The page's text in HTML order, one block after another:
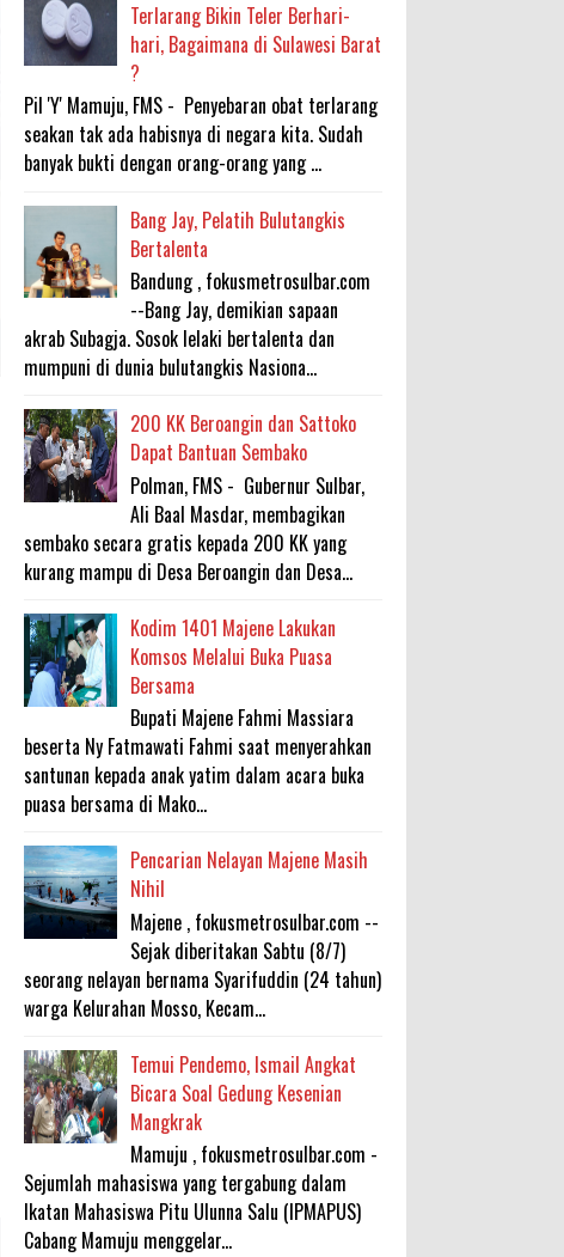
Terlarang Bikin Teler Berhari-
hari, Bagaimana di Sulawesi Barat
?
Pil 'Y' Mamuju, FMS - Penyebaran obat terlarang
seakan tak ada habisnya di negara kita. Sudah
banyak bukti dengan orang-orang yang ...
Bang Jay, Pelatih Bulutangkis
Bertalenta
Bandung , fokusmetrosulbar.com
--Bang Jay, demikian sapaan
akrab Subagja. Sosok lelaki bertalenta dan
mumpuni di dunia bulutangkis Nasiona...
200 KK Beroangin dan Sattoko
Dapat Bantuan Sembako
Polman, FMS - Gubernur Sulbar,
Ali Baal Masdar, membagikan
sembako secara gratis kepada 200 KK yang
kurang mampu di Desa Beroangin dan Desa...
Kodim 1401 Majene Lakukan
Komsos Melalui Buka Puasa
Bersama
Bupati Majene Fahmi Massiara
beserta Ny Fatmawati Fahmi saat menyerahkan
santunan kepada anak yatim dalam acara buka
puasa bersama di Mako...
Pencarian Nelayan Majene Masih
Nihil
Majene , fokusmetrosulbar.com --
Sejak diberitakan Sabtu (8/7)
seorang nelayan bernama Syarifuddin (24 tahun)
warga Kelurahan Mosso, Kecam...
Temui Pendemo, Ismail Angkat
Bicara Soal Gedung Kesenian
Mangkrak
Mamuju , fokusmetrosulbar.com -
Sejumlah mahasiswa yang tergabung dalam
Ikatan Mahasiswa Pitu Ulunna Salu (IPMAPUS)
Cabang Mamuju menggelar...